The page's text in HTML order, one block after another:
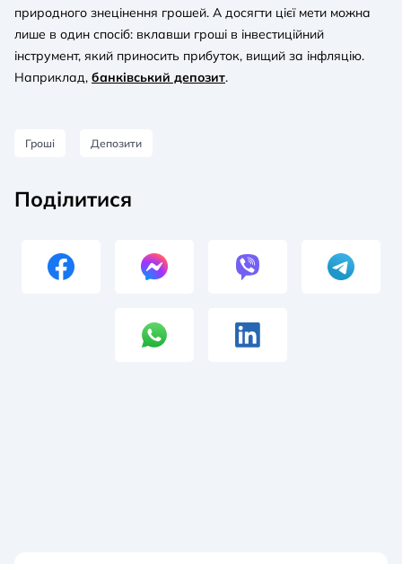
природного знецінення грошей. А досягти цієї мети можна
лише в один спосіб: вклавши гроші в інвестиційний
інструмент, який приносить прибуток, вищий за інфляцію.
Наприклад, банківський депозит.
Гроші Депозити
Поділитися